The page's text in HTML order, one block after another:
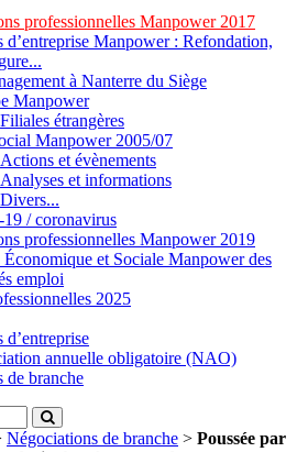
professionnelles Manpower 2017
d’entreprise Manpower : Refondation,
à Nanterre du Siège
Manpower
Filiales étrangères
Manpower 2005/07
Actions et évènements
Analyses et informations
Divers...
/ coronavirus
professionnelles Manpower 2019
et Sociale Manpower des
emploi
2025
annuelle obligatoire (NAO)
de branche
Négociations de branche > Poussée par